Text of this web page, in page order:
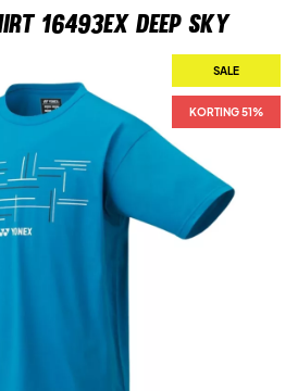
16493EX Deep Sky
SALE
KORTING 51%